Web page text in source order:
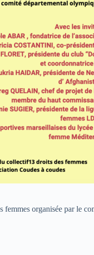
organisée par le